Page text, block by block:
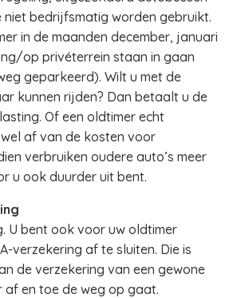
niet bedrijfsmatig worden gebruikt.
in de maanden december, januari
op privéterrein staan in gaan
geparkeerd). Wilt u met de
kunnen rijden? Dan betaalt u de
Of een oldtimer echt
af van de kosten voor
verbruiken oudere auto’s meer
u ook duurder uit bent.
U bent ook voor uw oldtimer
verzekering af te sluiten. Die is
de verzekering van een gewone
en toe de weg op gaat.